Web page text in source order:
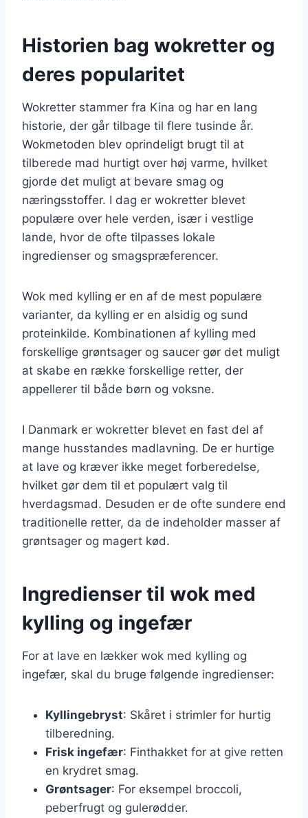
Historien bag wokretter og
deres popularitet
Wokretter stammer fra Kina og har en lang
historie, der går tilbage til flere tusinde år.
Wokmetoden blev oprindeligt brugt til at
tilberede mad hurtigt over høj varme, hvilket
gjorde det muligt at bevare smag og
næringsstoffer. I dag er wokretter blevet
populære over hele verden, især i vestlige
lande, hvor de ofte tilpasses lokale
ingredienser og smagspræferencer.
Wok med kylling er en af de mest populære
varianter, da kylling er en alsidig og sund
proteinkilde. Kombinationen af kylling med
forskellige grøntsager og saucer gør det muligt
at skabe en række forskellige retter, der
appellerer til både børn og voksne.
I Danmark er wokretter blevet en fast del af
mange husstandes madlavning. De er hurtige
at lave og kræver ikke meget forberedelse,
hvilket gør dem til et populært valg til
hverdagsmad. Desuden er de ofte sundere end
traditionelle retter, da de indeholder masser af
grøntsager og magert kød.
Ingredienser til wok med
kylling og ingefær
For at lave en lækker wok med kylling og
ingefær, skal du bruge følgende ingredienser:
Kyllingebryst: Skåret i strimler for hurtig
tilberedning.
Frisk ingefær: Finthakket for at give retten
en krydret smag.
Grøntsager: For eksempel broccoli,
peberfrugt og gulerødder.